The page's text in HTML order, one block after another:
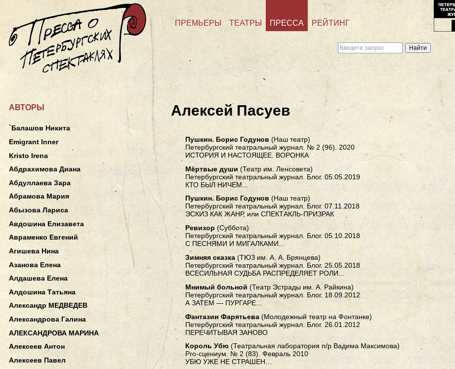
ПРЕМЬЕРЫ ТЕАТРЫ ПРЕССА РЕЙТИНГ
Алексей Пасуев
Пушкин. Борис Годунов (Наш театр)
Петербургский театральный журнал. № 2 (96). 2020
ИСТОРИЯ И НАСТОЯЩЕЕ. ВОРОНКА
Мёртвые души (Театр им. Ленсовета)
Петербургский театральный журнал. Блог. 05.05.2019
КТО БЫЛ НИЧЕМ...
Пушкин. Борис Годунов (Наш театр)
Петербургский театральный журнал. Блог. 07.11.2018
ЭСКИЗ КАК ЖАНР, или СПЕКТАКЛЬ-ПРИЗРАК
Ревизор (Суббота)
Петербургский театральный журнал. Блог. 05.10.2018
С ПЕСНЯМИ И МИГАЛКАМИ...
Зимняя сказка(ТЮЗ им. А. А. Брянцева)
Петербургский театральный журнал. Блог. 25.05.2018
ВСЕСИЛЬНАЯ СУДЬБА РАСПРЕДЕЛЯЕТ РОЛИ...
Мнимый больной (Театр Эстрады им. А. Райкина)
Петербургский театральный журнал. Блог. 18.09.2012
А ЗАТЕМ — ПУРГАРЕ...
Фантазии Фарятьева(Молодежный театр на Фонтанке)
Петербургский театральный журнал. Блог. 26.01.2012
ПЕРЕЧИТЫВАЯ ЗАНОВО
Король Убю(Театральная лаборатория п/р Вадима Максимова)
Pro-сцениум. № 2 (83). Февраль 2010
УБЮ УЖЕ НЕ СТРАШЕН…
АВТОРЫ
`Балашов Никита
Emigrant Inner
Kristo Irena
Абдрахимова Диана
Абдуллаева Зара
Абрамова Мария
Абызова Лариса
Авдошина Елизавета
Авраменко Евгений
Агишева Нина
Азанова Елена
Алдашева Елена
Алдошина Татьяна
Александр МЕДВЕДЕВ
Александрова Галина
АЛЕКСАНДРОВА МАРИНА
Алексеев Антон
Алексеев Павел